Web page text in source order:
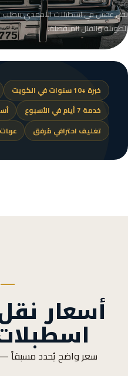
نقل عفش في اسطبلات الأحمدي يتطلب
الطويلة والفلل المنفصلة.
خبرة +10 سنوات في الكويت
خدمة 7 أيام في الأسبوع
تغليف احترافي مُرفق
أسعار
سعر واضح يُحدد مسبقاً —